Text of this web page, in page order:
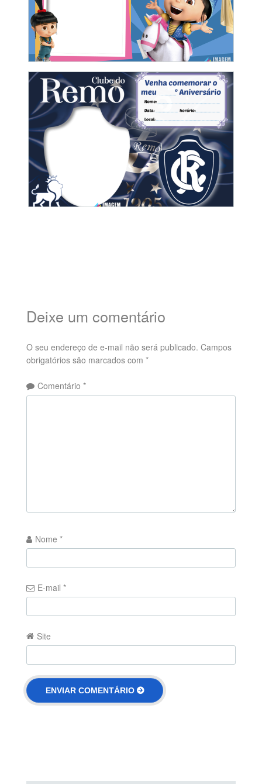
Deixe um comentário
O seu endereço de e-mail não será publicado. Campos
obrigatórios são marcados com *
Comentário *
Nome *
E-mail *
Site